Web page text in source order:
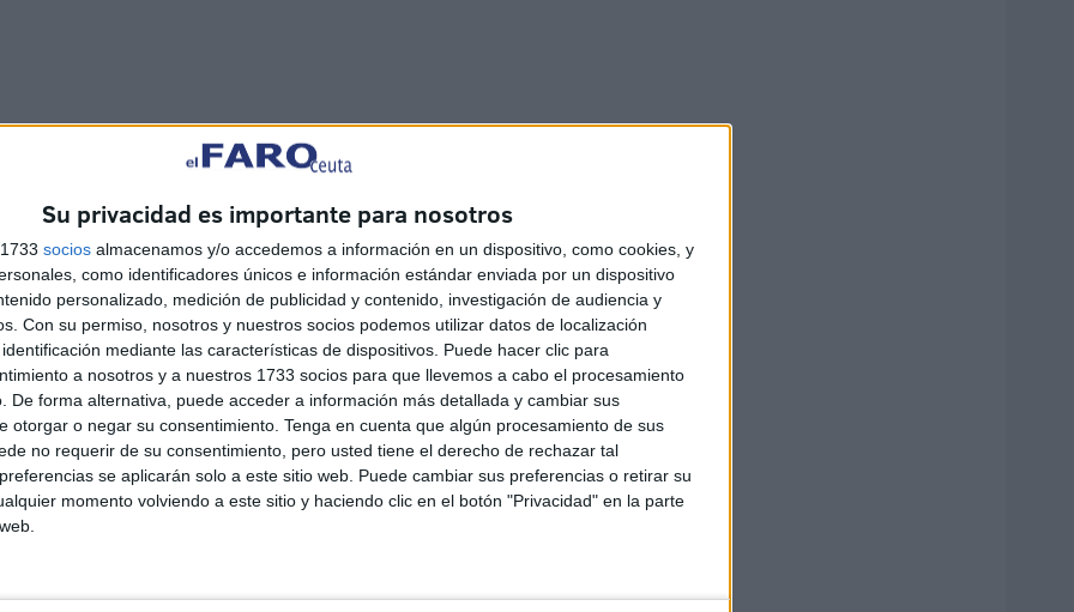
Su privacidad es importante para nosotros
socios almacenamos y/o accedemos a información en un dispositivo, como cookies, y
como identificadores únicos e información estándar enviada por un dispositivo
personalizado, medición de publicidad y contenido, investigación de audiencia y
Con su permiso, nosotros y nuestros socios podemos utilizar datos de localización
mediante las características de dispositivos. Puede hacer clic para
a nosotros y a nuestros 1733 socios para que llevemos a cabo el procesamiento
De forma alternativa, puede acceder a información más detallada y cambiar sus
otorgar o negar su consentimiento. Tenga en cuenta que algún procesamiento de sus
no requerir de su consentimiento, pero usted tiene el derecho de rechazar tal
se aplicarán solo a este sitio web. Puede cambiar sus preferencias o retirar su
momento volviendo a este sitio y haciendo clic en el botón "Privacidad" en la parte
un cruce de datos que generan dudas respecto a las
de Sanidad tiene en cuenta también
que el Instituto Nacional de Gestión Sanitaia (Ingesa),
los datos de la saturada UCI y añadiendo que el
El Faro de Ceuta publicó en su número del 20 de
barrios de la ciudad que es fácilmente inteligible para
aclaraciones sobre lo que se entiende por Centro
las medidas por igual a todos y exigir el